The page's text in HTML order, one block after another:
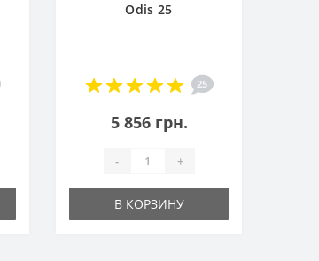
Odis 25
25
5 856 грн.
- +
В КОРЗИНУ